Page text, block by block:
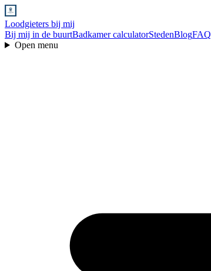
Loodgieters bij mij
Bij mij in de buurtBadkamer calculatorStedenBlogFAQ
Open menu